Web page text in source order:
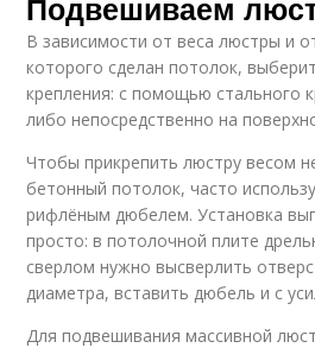
В зависимости от веса люстры и
которого сделан потолок,
крепления: с помощью стального
либо непосредственно на
Чтобы прикрепить люстру весом
бетонный потолок, часто
рифлёным дюбелем. Установка
просто: в потолочной плите
сверлом нужно высверлить
диаметра, вставить дюбель и с
Для подвешивания массивной